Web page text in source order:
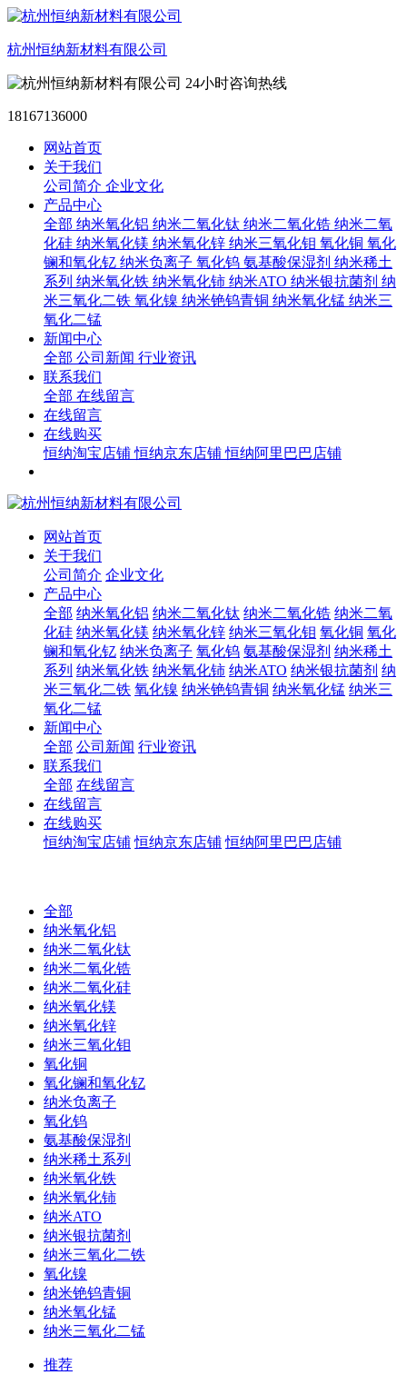
杭州恒纳新材料有限公司
24小时咨询热线
18167136000
网站首页
关于我们
公司简介 企业文化
产品中心
全部 纳米氧化铝 纳米二氧化钛 纳米二氧化锆 纳米二氧
化硅 纳米氧化镁 纳米氧化锌 纳米三氧化钼 氧化铜 氧化
镧和氧化钇 纳米负离子 氧化钨 氨基酸保湿剂 纳米稀土
系列 纳米氧化铁 纳米氧化铈 纳米ATO 纳米银抗菌剂 纳
米三氧化二铁 氧化镍 纳米铯钨青铜 纳米氧化锰 纳米三
氧化二锰
新闻中心
全部 公司新闻 行业资讯
联系我们
全部 在线留言
在线留言
在线购买
恒纳淘宝店铺 恒纳京东店铺 恒纳阿里巴巴店铺
网站首页
关于我们
公司简介 企业文化
产品中心
全部 纳米氧化铝 纳米二氧化钛 纳米二氧化锆 纳米二氧
化硅 纳米氧化镁 纳米氧化锌 纳米三氧化钼 氧化铜 氧化
镧和氧化钇 纳米负离子 氧化钨 氨基酸保湿剂 纳米稀土
系列 纳米氧化铁 纳米氧化铈 纳米ATO 纳米银抗菌剂 纳
米三氧化二铁 氧化镍 纳米铯钨青铜 纳米氧化锰 纳米三
氧化二锰
新闻中心
全部 公司新闻 行业资讯
联系我们
全部 在线留言
在线留言
在线购买
恒纳淘宝店铺 恒纳京东店铺 恒纳阿里巴巴店铺
全部
纳米氧化铝
纳米二氧化钛
纳米二氧化锆
纳米二氧化硅
纳米氧化镁
纳米氧化锌
纳米三氧化钼
氧化铜
氧化镧和氧化钇
纳米负离子
氧化钨
氨基酸保湿剂
纳米稀土系列
纳米氧化铁
纳米氧化铈
纳米ATO
纳米银抗菌剂
纳米三氧化二铁
氧化镍
纳米铯钨青铜
纳米氧化锰
纳米三氧化二锰
推荐